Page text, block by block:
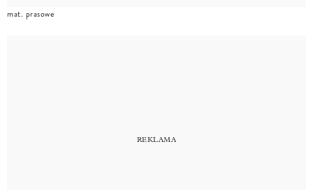
mat. prasowe